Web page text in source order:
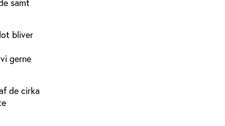
samt
bliver
gerne
de cirka